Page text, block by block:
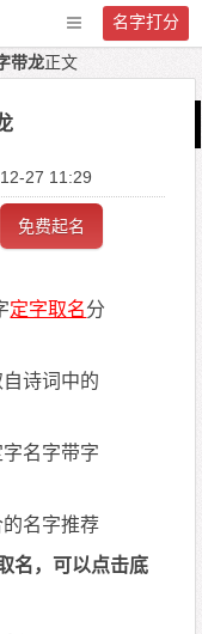
名字打分
带龙正文
27 11:29
免费起名
定字取名分
诗词中的
名字带字
名字推荐
名，可以点击底